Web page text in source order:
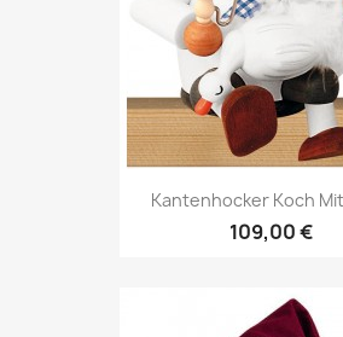
Kantenhocker Koch
109,00 €